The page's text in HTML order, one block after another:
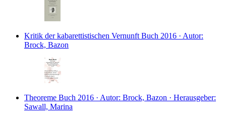
Kritik der kabarettistischen Vernunft Buch 2016 · Autor:
Brock, Bazon
Theoreme Buch 2016 · Autor: Brock, Bazon · Herausgeber:
Sawall, Marina